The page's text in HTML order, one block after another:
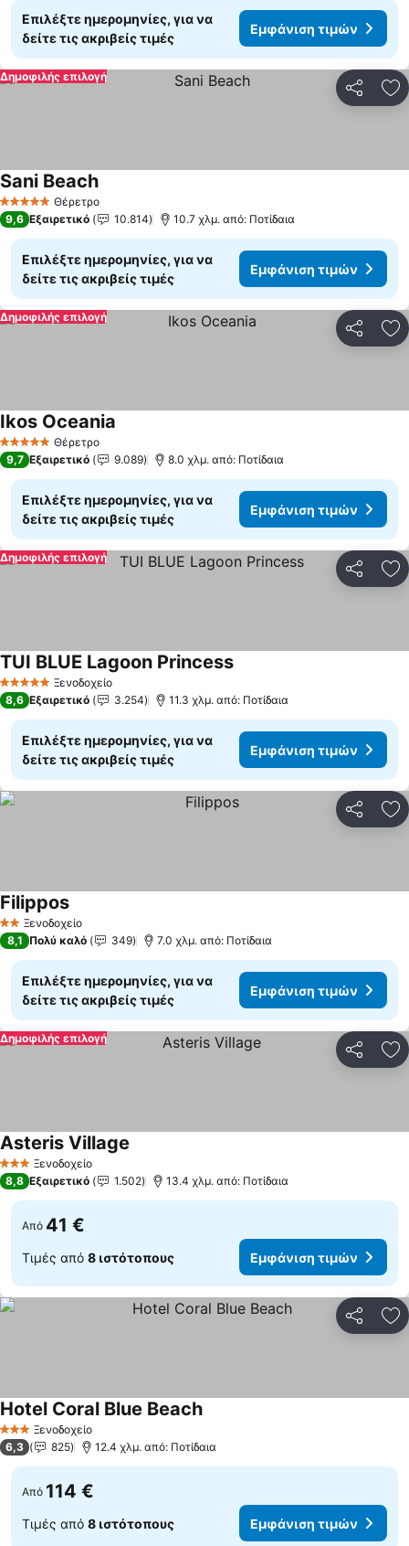
Επιλέξτε ημερομηνίες, για να
δείτε τις ακριβείς τιμές
Εμφάνιση τιμών
Δημοφιλής επιλογή
5 Αστέρια Θέρετρο
Sani Beach
9,6 Εξαιρετικό 10.814 10.7 χλμ. από: Ποτίδαια
Επιλέξτε ημερομηνίες, για να
δείτε τις ακριβείς τιμές
Εμφάνιση τιμών
Δημοφιλής επιλογή
5 Αστέρια Θέρετρο
Ikos Oceania
9,7 Εξαιρετικό 9.089 8.0 χλμ. από: Ποτίδαια
Επιλέξτε ημερομηνίες, για να
δείτε τις ακριβείς τιμές
Εμφάνιση τιμών
Δημοφιλής επιλογή
5 Αστέρια Ξενοδοχείο
TUI BLUE Lagoon Princess
8,6 Εξαιρετικό 3.254 11.3 χλμ. από: Ποτίδαια
Επιλέξτε ημερομηνίες, για να
δείτε τις ακριβείς τιμές
Εμφάνιση τιμών
2 ΑστέριαΞενοδοχείο
Filippos
8,1 Πολύ καλό 349 7.0 χλμ. από: Ποτίδαια
Επιλέξτε ημερομηνίες, για να
δείτε τις ακριβείς τιμές
Εμφάνιση τιμών
Δημοφιλής επιλογή
3 ΑστέριαΞενοδοχείο
Asteris Village
8,8 Εξαιρετικό 1.502 13.4 χλμ. από: Ποτίδαια
Από 41 €
Τιμές από 8 ιστότοπους Εμφάνιση τιμών
3 ΑστέριαΞενοδοχείο
Hotel Coral Blue Beach
6,3 825 12.4 χλμ. από: Ποτίδαια
Από 114 €
Τιμές από 8 ιστότοπους Εμφάνιση τιμών